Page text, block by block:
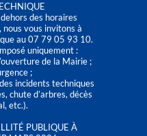
des horaires
vous invitons à
au 07 79 05 93 10.
uniquement :
de la Mairie ;
;
incidents techniques
chute d’arbres, décès
etc.).
PUBLIQUE À